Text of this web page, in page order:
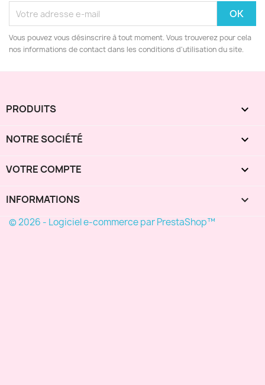
Vous pouvez vous désinscrire à tout moment. Vous trouverez pour cela
nos informations de contact dans les conditions d'utilisation du site.
PRODUITS 
NOTRE SOCIÉTÉ 
VOTRE COMPTE 
INFORMATIONS keyboard_arrow_down
© 2026 - Logiciel e-commerce par PrestaShop™